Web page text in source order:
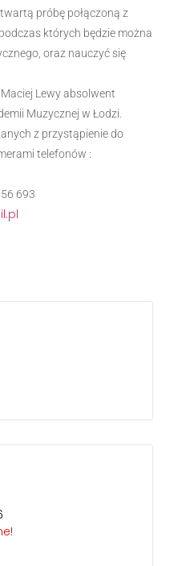
próbę połączoną z
których będzie można
oraz nauczyć się
Lewy absolwent
Muzycznej w Łodzi.
z przystąpienie do
telefonów :
693